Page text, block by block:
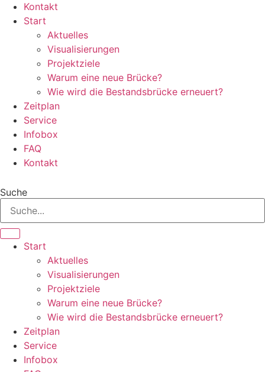
Kontakt
Start
Aktuelles
Visualisierungen
Projektziele
Warum eine neue Brücke?
Wie wird die Bestandsbrücke erneuert?
Zeitplan
Service
Infobox
FAQ
Kontakt
Suche
Start
Aktuelles
Visualisierungen
Projektziele
Warum eine neue Brücke?
Wie wird die Bestandsbrücke erneuert?
Zeitplan
Service
Infobox